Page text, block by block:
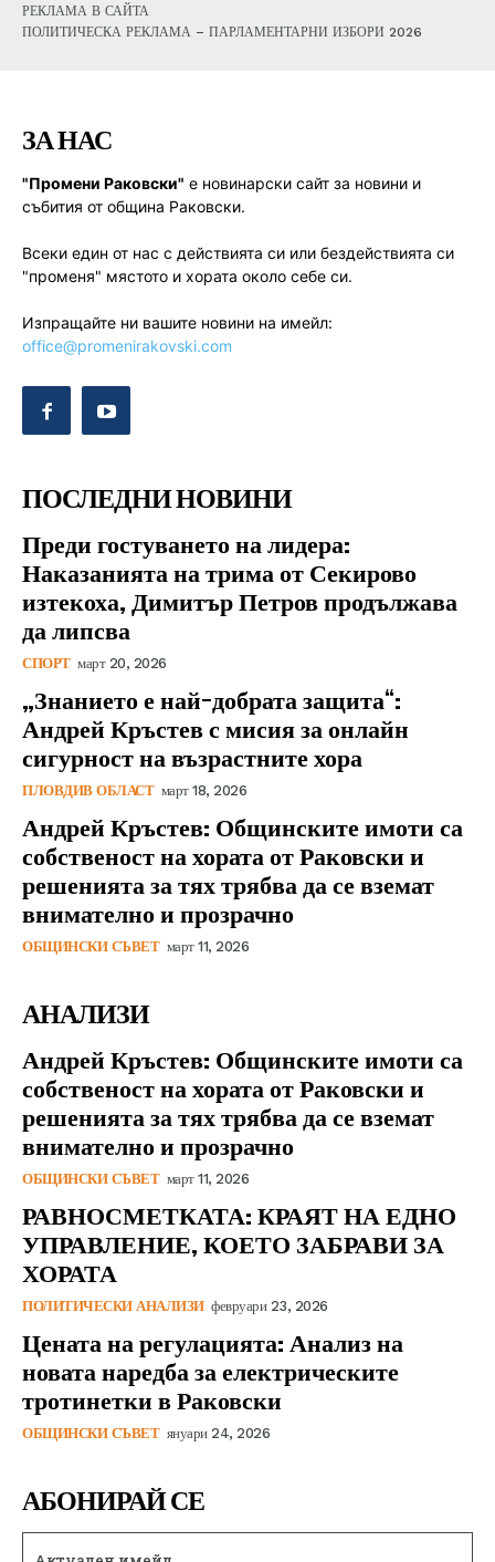
РЕКЛАМА В САЙТА
ПОЛИТИЧЕСКА РЕКЛАМА – ПАРЛАМЕНТАРНИ ИЗБОРИ 2026
ЗА НАС
"Промени Раковски" е новинарски сайт за новини и
събития от община Раковски.
Всеки един от нас с действията си или бездействията си
"променя" мястото и хората около себе си.
Изпращайте ни вашите новини на имейл:
office@promenirakovski.com
ПОСЛЕДНИ НОВИНИ
Преди гостуването на лидера:
Наказанията на трима от Секирово
изтекоха, Димитър Петров продължава
да липсва
СПОРТ март 20, 2026
„Знанието е най-добрата защита“:
Андрей Кръстев с мисия за онлайн
сигурност на възрастните хора
ПЛОВДИВ ОБЛАСТ март 18, 2026
Андрей Кръстев: Общинските имоти са
собственост на хората от Раковски и
решенията за тях трябва да се вземат
внимателно и прозрачно
ОБЩИНСКИ СЪВЕТ март 11, 2026
АНАЛИЗИ
Андрей Кръстев: Общинските имоти са
собственост на хората от Раковски и
решенията за тях трябва да се вземат
внимателно и прозрачно
ОБЩИНСКИ СЪВЕТ март 11, 2026
РАВНОСМЕТКАТА: КРАЯТ НА ЕДНО
УПРАВЛЕНИЕ, КОЕТО ЗАБРАВИ ЗА
ХОРАТА
ПОЛИТИЧЕСКИ АНАЛИЗИ февруари 23, 2026
Цената на регулацията: Анализ на
новата наредба за електрическите
тротинетки в Раковски
ОБЩИНСКИ СЪВЕТ януари 24, 2026
АБОНИРАЙ СЕ